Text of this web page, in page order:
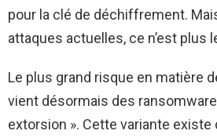
pour la clé de déchiffrement.
attaques actuelles, ce n’est plus
Le plus grand risque en matière
vient désormais des
extorsion ». Cette variante existe